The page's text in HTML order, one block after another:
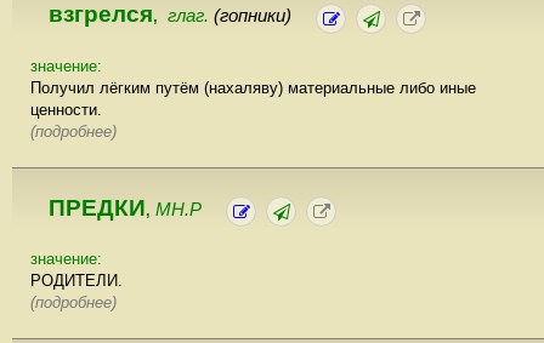
взгрелся, глаг. (гопники)
значение:
Получил лёгким путём (нахаляву) материальные либо иные
ценности.
(подробнее)
ПРЕДКИ, МН.Р
значение:
РОДИТЕЛИ.
(подробнее)